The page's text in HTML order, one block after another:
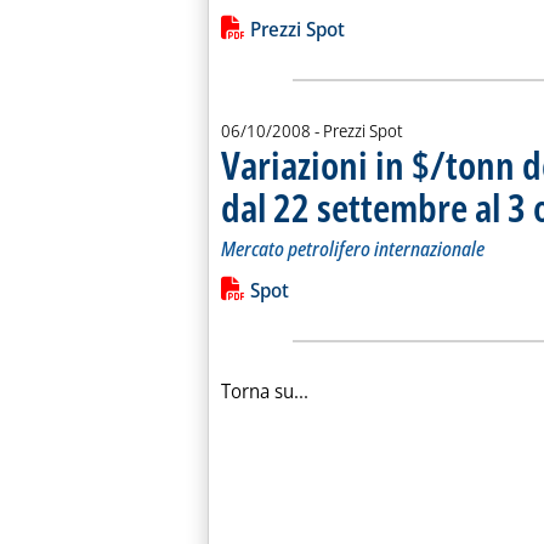
Leggi tutta la notizia: 'Variazioni in
Lista allegati PDF alla notizia
Prezzi Spot
06/10/2008 - Prezzi Spot
Variazioni in $/tonn
dal 22 settembre al 3
Mercato petrolifero internazionale
Leggi tutta la notizia: 'Variazioni in
Lista allegati PDF alla notizia
Spot
Torna su...